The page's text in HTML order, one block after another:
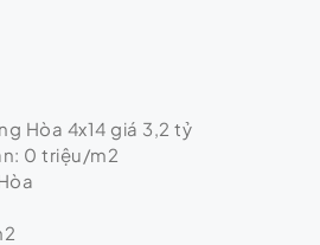
Hòa 4x14 giá 3,2 tỷ
0 triệu/m2